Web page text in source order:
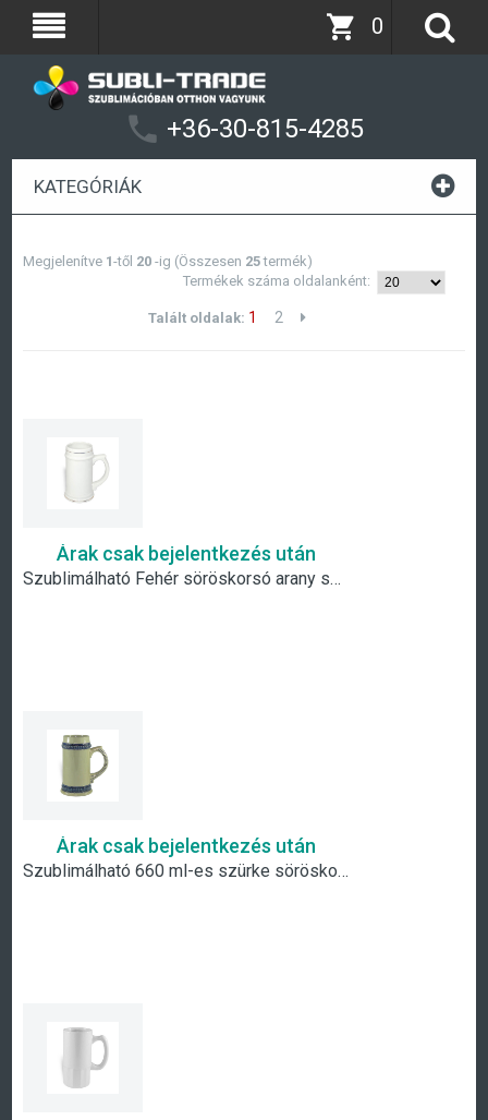
+36-30-815-4285
0
KATEGÓRIÁK
Megjelenítve 1-től 20-ig (Összesen 25termék)
Termékek száma oldalanként:
Talált oldalak: 1 2
Árak csak bejelentkezés után
Szublimálható Fehér söröskorsó arany szegéllyel
Árak csak bejelentkezés után
Szublimálható 660 ml-es szürke söröskorsó kék szegéllyel